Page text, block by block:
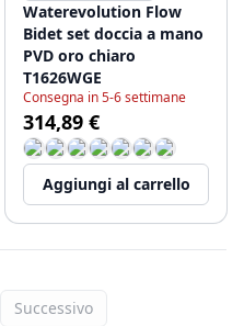
Waterevolution Flow
Bidet set doccia a mano
PVD oro chiaro
T1626WGE
Consegna in 5-6 settimane
314,89 €
Aggiungi al carrello
Successivo